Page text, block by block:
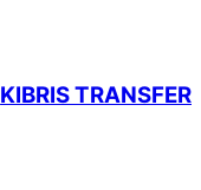
KIBRIS TRANSFER